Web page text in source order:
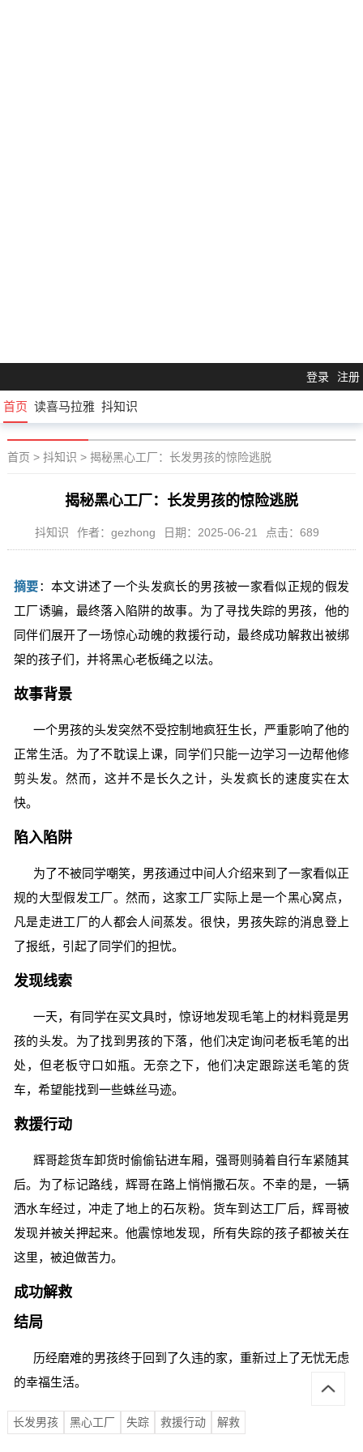
登录 注册
首页 读喜马拉雅 抖知识
首页 > 抖知识 > 揭秘黑心工厂：长发男孩的惊险逃脱
揭秘黑心工厂：长发男孩的惊险逃脱
抖知识 作者：gezhong 日期：2025-06-21 点击：689
摘要：本文讲述了一个头发疯长的男孩被一家看似正规的假发
工厂诱骗，最终落入陷阱的故事。为了寻找失踪的男孩，他的
同伴们展开了一场惊心动魄的救援行动，最终成功解救出被绑
架的孩子们，并将黑心老板绳之以法。
故事背景
一个男孩的头发突然不受控制地疯狂生长，严重影响了他的
正常生活。为了不耽误上课，同学们只能一边学习一边帮他修
剪头发。然而，这并不是长久之计，头发疯长的速度实在太
快。
陷入陷阱
为了不被同学嘲笑，男孩通过中间人介绍来到了一家看似正
规的大型假发工厂。然而，这家工厂实际上是一个黑心窝点，
凡是走进工厂的人都会人间蒸发。很快，男孩失踪的消息登上
了报纸，引起了同学们的担忧。
发现线索
一天，有同学在买文具时，惊讶地发现毛笔上的材料竟是男
孩的头发。为了找到男孩的下落，他们决定询问老板毛笔的出
处，但老板守口如瓶。无奈之下，他们决定跟踪送毛笔的货
车，希望能找到一些蛛丝马迹。
救援行动
辉哥趁货车卸货时偷偷钻进车厢，强哥则骑着自行车紧随其
后。为了标记路线，辉哥在路上悄悄撒石灰。不幸的是，一辆
洒水车经过，冲走了地上的石灰粉。货车到达工厂后，辉哥被
发现并被关押起来。他震惊地发现，所有失踪的孩子都被关在
这里，被迫做苦力。
成功解救
结局
历经磨难的男孩终于回到了久违的家，重新过上了无忧无虑
的幸福生活。
长发男孩 黑心工厂 失踪 救援行动 解救